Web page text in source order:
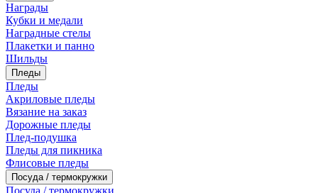
Награды
Кубки и медали
Наградные стелы
Плакетки и панно
Шильды
Пледы
Пледы
Акриловые пледы
Вязание на заказ
Дорожные пледы
Плед-подушка
Пледы для пикника
Флисовые пледы
Посуда / термокружки
Посуда / термокружки